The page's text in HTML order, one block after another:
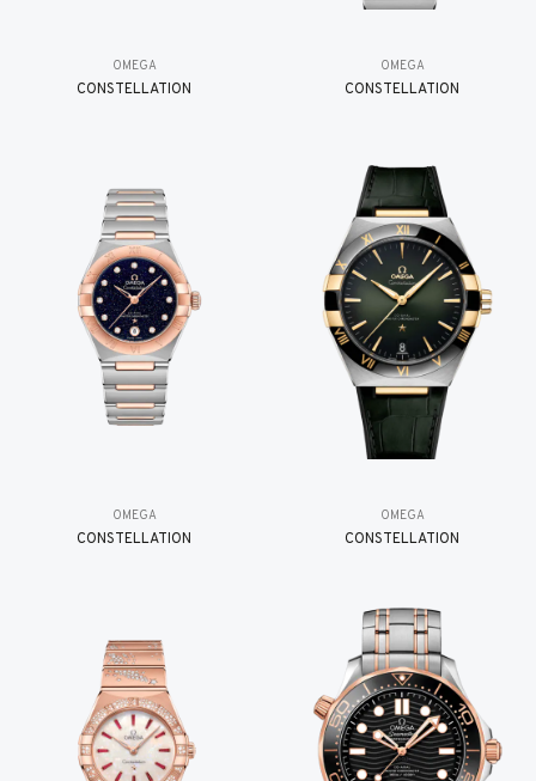
OMEGA
CONSTELLATION
OMEGA
CONSTELLATION
OMEGA
CONSTELLATION
OMEGA
CONSTELLATION